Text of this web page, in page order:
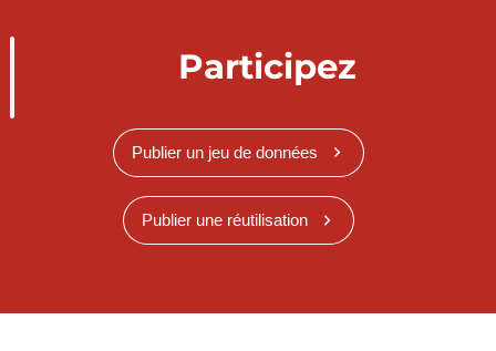
Participez
Publier un jeu de données
Publier une réutilisation